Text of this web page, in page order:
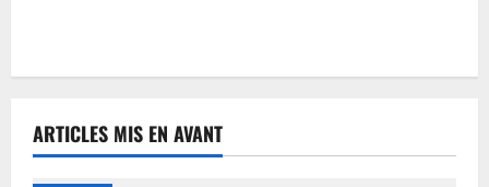
ARTICLES MIS EN AVANT